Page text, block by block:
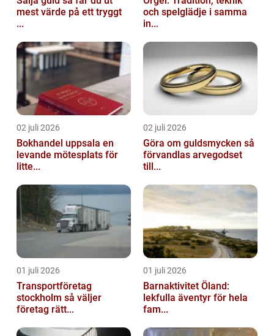
mest värde på ett tryggt
...
och spelglädje i samma
in...
02 juli 2026
Bokhandel uppsala en
levande mötesplats för
litte...
02 juli 2026
Göra om guldsmycken så
förvandlas arvegodset
till...
01 juli 2026
Transportföretag
stockholm så väljer
företag rätt...
01 juli 2026
Barnaktivitet Öland:
lekfulla äventyr för hela
fam...